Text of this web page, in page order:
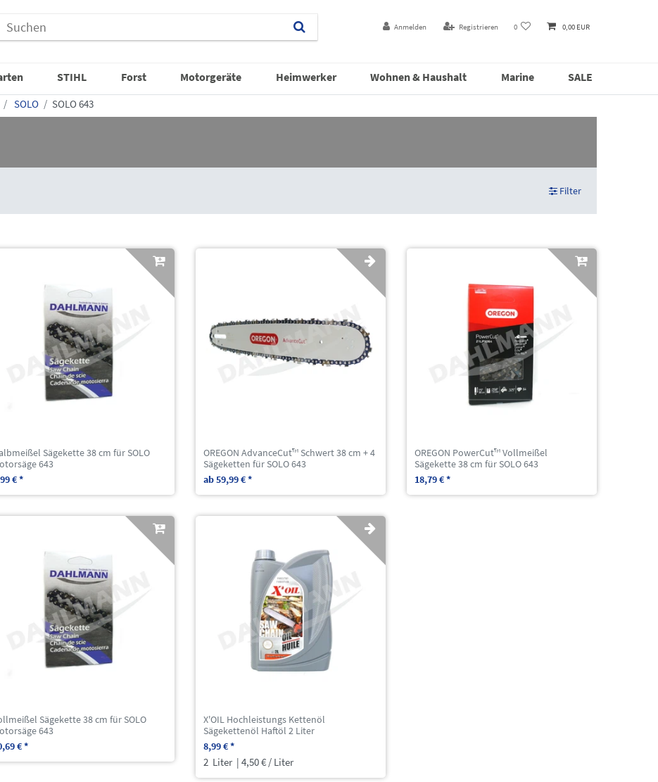
Anmelden Registrieren 0 0,00 EUR
STIHL Forst Motorgeräte Heimwerker Wohnen & Haushalt Marine SALE
SOLO SOLO 643
Filter
Sägekette 38 cm für SOLO
643
€ *
OREGON AdvanceCut™ Schwert 38 cm + 4
Sägeketten für SOLO 643
ab 59,99 € *
OREGON PowerCut™ Vollmeißel
Sägekette 38 cm für SOLO 643
18,79 € *
Sägekette 38 cm für SOLO
643
€ *
X'OIL Hochleistungs Kettenöl
Sägekettenöl Haftöl 2 Liter
8,99 € *
2 Liter | 4,50 € / Liter